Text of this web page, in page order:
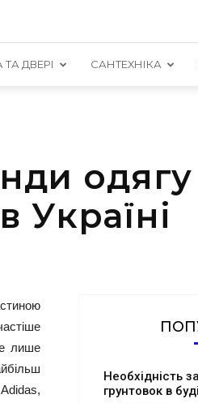
ТА ДВЕРІ САНТЕХНІКА
одягу
Україні
лише
Необхідність
грунтовок в